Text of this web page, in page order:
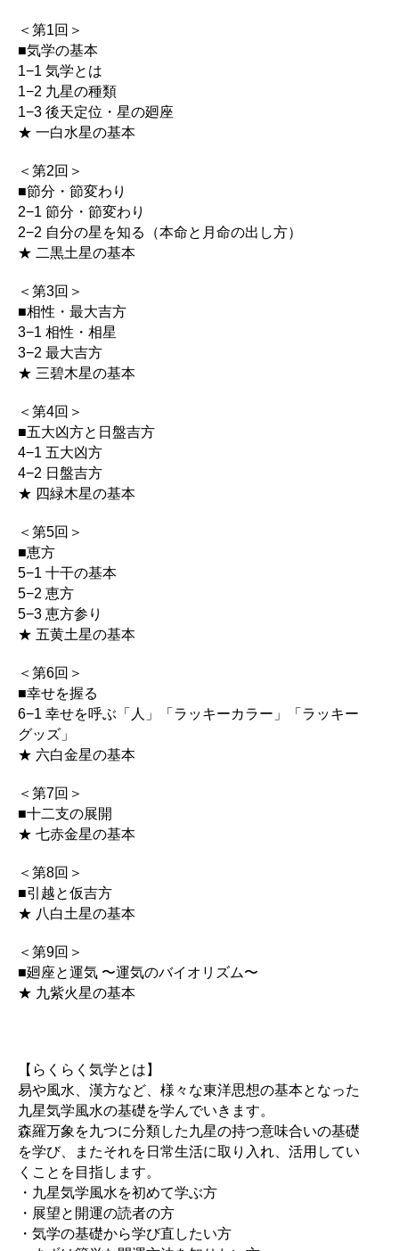
＜第1回＞
■気学の基本
1−1 気学とは
1−2 九星の種類
1−3 後天定位・星の廻座
★ 一白水星の基本
＜第2回＞
■節分・節変わり
2−1 節分・節変わり
2−2 自分の星を知る（本命と月命の出し方）
★ 二黒土星の基本
＜第3回＞
■相性・最大吉方
3−1 相性・相星
3−2 最大吉方
★ 三碧木星の基本
＜第4回＞
■五大凶方と日盤吉方
4−1 五大凶方
4−2 日盤吉方
★ 四緑木星の基本
＜第5回＞
■恵方
5−1 十干の基本
5−2 恵方
5−3 恵方参り
★ 五黄土星の基本
＜第6回＞
■幸せを握る
6−1 幸せを呼ぶ「人」「ラッキーカラー」「ラッキー
グッズ」
★ 六白金星の基本
＜第7回＞
■十二支の展開
★ 七赤金星の基本
＜第8回＞
■引越と仮吉方
★ 八白土星の基本
＜第9回＞
■廻座と運気 〜運気のバイオリズム〜
★ 九紫火星の基本
【らくらく気学とは】
易や風水、漢方など、様々な東洋思想の基本となった
九星気学風水の基礎を学んでいきます。
森羅万象を九つに分類した九星の持つ意味合いの基礎
を学び、またそれを日常生活に取り入れ、活用してい
くことを目指します。
・九星気学風水を初めて学ぶ方
・展望と開運の読者の方
・気学の基礎から学び直したい方